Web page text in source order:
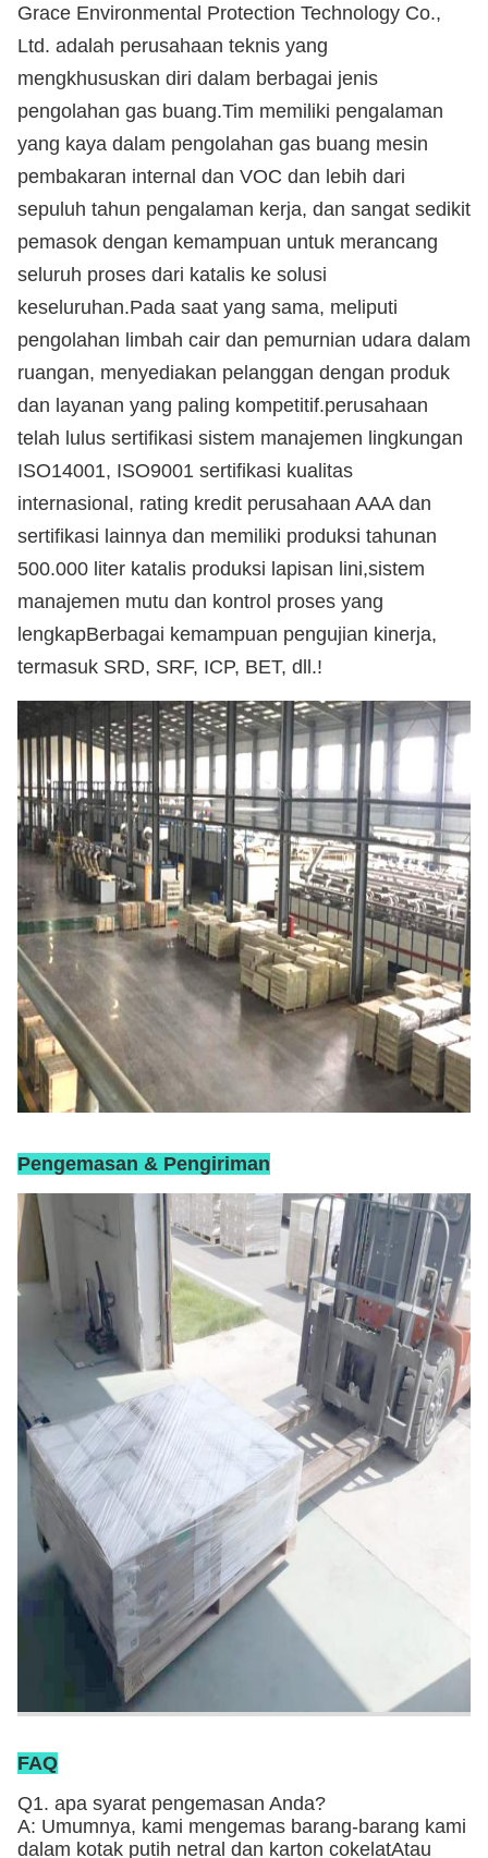
Grace Environmental Protection Technology Co.,
Ltd. adalah perusahaan teknis yang
mengkhususkan diri dalam berbagai jenis
pengolahan gas buang.Tim memiliki pengalaman
yang kaya dalam pengolahan gas buang mesin
pembakaran internal dan VOC dan lebih dari
sepuluh tahun pengalaman kerja, dan sangat sedikit
pemasok dengan kemampuan untuk merancang
seluruh proses dari katalis ke solusi
keseluruhan.Pada saat yang sama, meliputi
pengolahan limbah cair dan pemurnian udara dalam
ruangan, menyediakan pelanggan dengan produk
dan layanan yang paling kompetitif.perusahaan
telah lulus sertifikasi sistem manajemen lingkungan
ISO14001, ISO9001 sertifikasi kualitas
internasional, rating kredit perusahaan AAA dan
sertifikasi lainnya dan memiliki produksi tahunan
500.000 liter katalis produksi lapisan lini,sistem
manajemen mutu dan kontrol proses yang
lengkapBerbagai kemampuan pengujian kinerja,
termasuk SRD, SRF, ICP, BET, dll.!
Pengemasan & Pengiriman
FAQ
Q1. apa syarat pengemasan Anda?
A: Umumnya, kami mengemas barang-barang kami
dalam kotak putih netral dan karton cokelatAtau